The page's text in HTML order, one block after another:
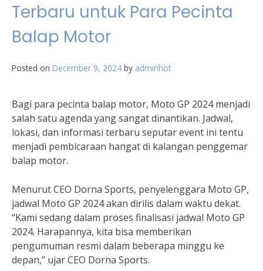
Terbaru untuk Para Pecinta
Balap Motor
Posted on December 9, 2024 by adminhot
Bagi para pecinta balap motor, Moto GP 2024 menjadi
salah satu agenda yang sangat dinantikan. Jadwal,
lokasi, dan informasi terbaru seputar event ini tentu
menjadi pembicaraan hangat di kalangan penggemar
balap motor.
Menurut CEO Dorna Sports, penyelenggara Moto GP,
jadwal Moto GP 2024 akan dirilis dalam waktu dekat.
“Kami sedang dalam proses finalisasi jadwal Moto GP
2024. Harapannya, kita bisa memberikan
pengumuman resmi dalam beberapa minggu ke
depan,” ujar CEO Dorna Sports.